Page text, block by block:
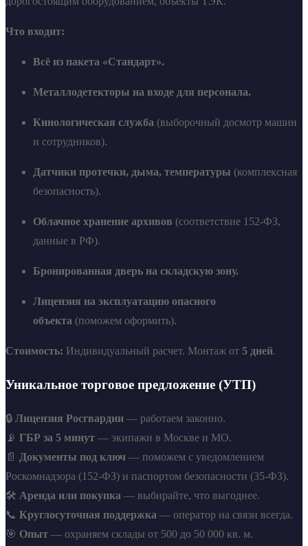
Что входит:
Всё из пакета «Стандарт».
Металлодетекторы на входе для персонала.
Кинологическая служба (выборочный досмотр машин
и сотрудников).
Датчики протечки, дыма, температуры (комплексная
безопасность).
Облачное хранение архивов (соответствие 152-ФЗ,
данные в РФ).
Бронированная дверь на складскую зону.
Лицензия на эксплуатацию опасного
объекта (поможем оформить).
Стоимость: Индивидуальный расчет. Монтаж от 5 дней.
Уникальное торговое предложение (УТП)
🔒 Лицензия Росгвардии — работаем законно.
📡 ГБР за 5 минут — экипажи в Москве и МО.
📄
Документы под ключ — поможем с уведомлением
Роскомнадзора (152-ФЗ) и паспортом безопасности (35-ФЗ).
🛠️ Аренда или покупка — выбирайте, что выгоднее.
📞 Круглосуточная поддержка — оператор на связи всегда.
🎯 Опыт — охраняем склады от 500 до 50 000 кв. м.